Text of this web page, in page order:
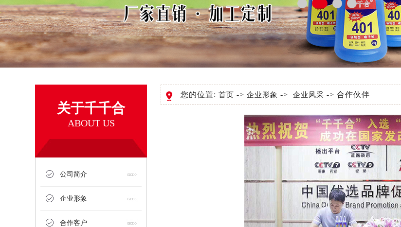
关于千千合
ABOUT US
公司简介
企业形象
合作客户
您的位置: 首页 -> 企业形象 -> 企业风采 -> 合作伙伴